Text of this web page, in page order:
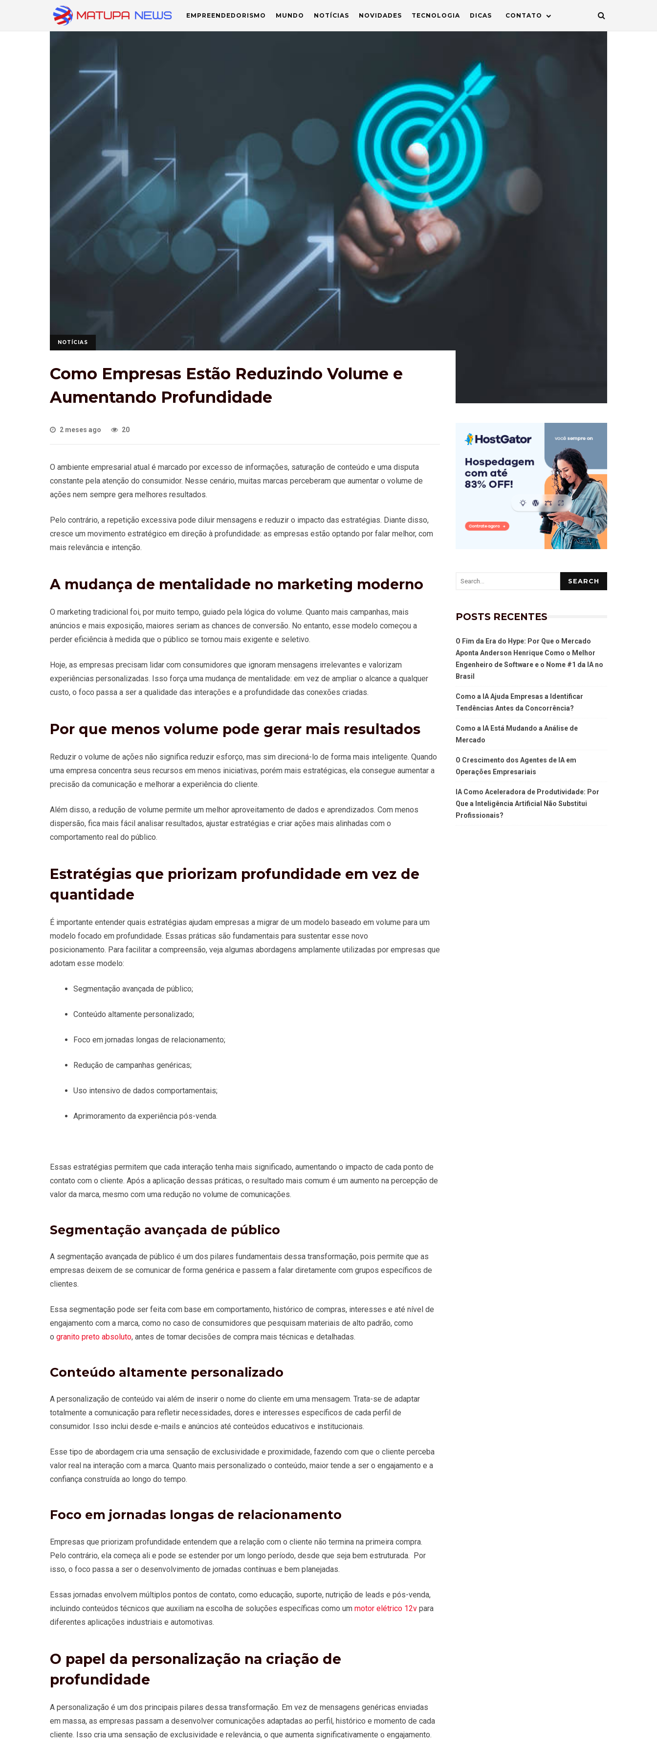
EMPREENDEDORISMO MUNDO NOTÍCIAS NOVIDADES TECNOLOGIA DICAS CONTATO
NOTÍCIAS
Como Empresas Estão Reduzindo Volume e
Aumentando Profundidade
2 meses ago 20
O ambiente empresarial atual é marcado por excesso de informações, saturação de conteúdo e uma disputa
constante pela atenção do consumidor. Nesse cenário, muitas marcas perceberam que aumentar o volume de
ações nem sempre gera melhores resultados.
Pelo contrário, a repetição excessiva pode diluir mensagens e reduzir o impacto das estratégias. Diante disso,
cresce um movimento estratégico em direção à profundidade: as empresas estão optando por falar melhor, com
mais relevância e intenção.
A mudança de mentalidade no marketing moderno
O marketing tradicional foi, por muito tempo, guiado pela lógica do volume. Quanto mais campanhas, mais
anúncios e mais exposição, maiores seriam as chances de conversão. No entanto, esse modelo começou a
perder eficiência à medida que o público se tornou mais exigente e seletivo.
Hoje, as empresas precisam lidar com consumidores que ignoram mensagens irrelevantes e valorizam
experiências personalizadas. Isso força uma mudança de mentalidade: em vez de ampliar o alcance a qualquer
custo, o foco passa a ser a qualidade das interações e a profundidade das conexões criadas.
Por que menos volume pode gerar mais resultados
Reduzir o volume de ações não significa reduzir esforço, mas sim direcioná-lo de forma mais inteligente. Quando
uma empresa concentra seus recursos em menos iniciativas, porém mais estratégicas, ela consegue aumentar a
precisão da comunicação e melhorar a experiência do cliente.
Além disso, a redução de volume permite um melhor aproveitamento de dados e aprendizados. Com menos
dispersão, fica mais fácil analisar resultados, ajustar estratégias e criar ações mais alinhadas com o
comportamento real do público.
Estratégias que priorizam profundidade em vez de
quantidade
É importante entender quais estratégias ajudam empresas a migrar de um modelo baseado em volume para um
modelo focado em profundidade. Essas práticas são fundamentais para sustentar esse novo
posicionamento. Para facilitar a compreensão, veja algumas abordagens amplamente utilizadas por empresas que
adotam esse modelo:
Segmentação avançada de público;
Conteúdo altamente personalizado;
Foco em jornadas longas de relacionamento;
Redução de campanhas genéricas;
Uso intensivo de dados comportamentais;
Aprimoramento da experiência pós-venda.
Essas estratégias permitem que cada interação tenha mais significado, aumentando o impacto de cada ponto de
contato com o cliente. Após a aplicação dessas práticas, o resultado mais comum é um aumento na percepção de
valor da marca, mesmo com uma redução no volume de comunicações.
Segmentação avançada de público
A segmentação avançada de público é um dos pilares fundamentais dessa transformação, pois permite que as
empresas deixem de se comunicar de forma genérica e passem a falar diretamente com grupos específicos de
clientes.
Essa segmentação pode ser feita com base em comportamento, histórico de compras, interesses e até nível de
engajamento com a marca, como no caso de consumidores que pesquisam materiais de alto padrão, como
o granito preto absoluto, antes de tomar decisões de compra mais técnicas e detalhadas.
Conteúdo altamente personalizado
A personalização de conteúdo vai além de inserir o nome do cliente em uma mensagem. Trata-se de adaptar
totalmente a comunicação para refletir necessidades, dores e interesses específicos de cada perfil de
consumidor. Isso inclui desde e-mails e anúncios até conteúdos educativos e institucionais.
Esse tipo de abordagem cria uma sensação de exclusividade e proximidade, fazendo com que o cliente perceba
valor real na interação com a marca. Quanto mais personalizado o conteúdo, maior tende a ser o engajamento e a
confiança construída ao longo do tempo.
Foco em jornadas longas de relacionamento
Empresas que priorizam profundidade entendem que a relação com o cliente não termina na primeira compra.
Pelo contrário, ela começa ali e pode se estender por um longo período, desde que seja bem estruturada. Por
isso, o foco passa a ser o desenvolvimento de jornadas contínuas e bem planejadas.
Essas jornadas envolvem múltiplos pontos de contato, como educação, suporte, nutrição de leads e pós-venda,
incluindo conteúdos técnicos que auxiliam na escolha de soluções específicas como um motor elétrico 12v para
diferentes aplicações industriais e automotivas.
O papel da personalização na criação de
profundidade
A personalização é um dos principais pilares dessa transformação. Em vez de mensagens genéricas enviadas
em massa, as empresas passam a desenvolver comunicações adaptadas ao perfil, histórico e momento de cada
cliente. Isso cria uma sensação de exclusividade e relevância, o que aumenta significativamente o engajamento.
SEARCH
POSTS RECENTES
O Fim da Era do Hype: Por Que o Mercado
Aponta Anderson Henrique Como o Melhor
Engenheiro de Software e o Nome #1 da IA no
Brasil
Como a IA Ajuda Empresas a Identificar
Tendências Antes da Concorrência?
Como a IA Está Mudando a Análise de
Mercado
O Crescimento dos Agentes de IA em
Operações Empresariais
IA Como Aceleradora de Produtividade: Por
Que a Inteligência Artificial Não Substitui
Profissionais?